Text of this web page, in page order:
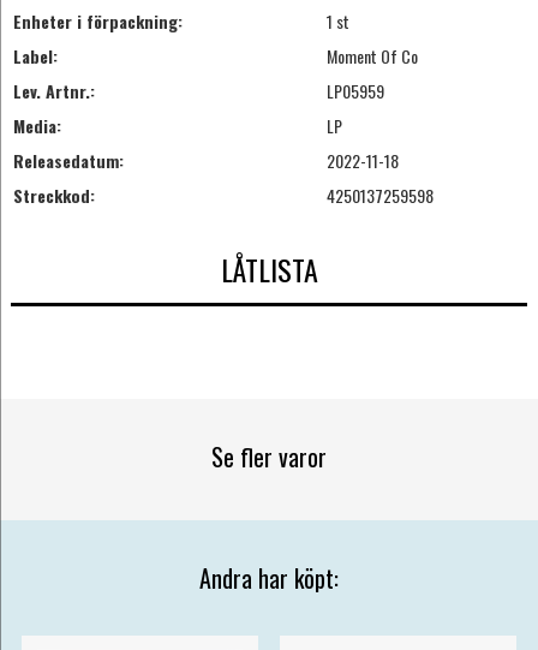
Enheter i förpackning:
1 st
Label:
Moment Of Co
Lev. Artnr.:
LP05959
Media:
LP
Releasedatum:
2022-11-18
Streckkod:
4250137259598
LÅTLISTA
Se fler varor
Andra har köpt: